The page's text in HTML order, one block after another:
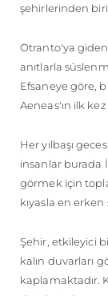
şehirlerinden biri
Otranto'ya
anıtlarla
Efsaneye göre,
Aeneas'ın ilk
Her yılbaşı
insanlar burada
görmek için
kıyasla en
Şehir, etkileyici
kalın duvarları
kaplamaktadır.